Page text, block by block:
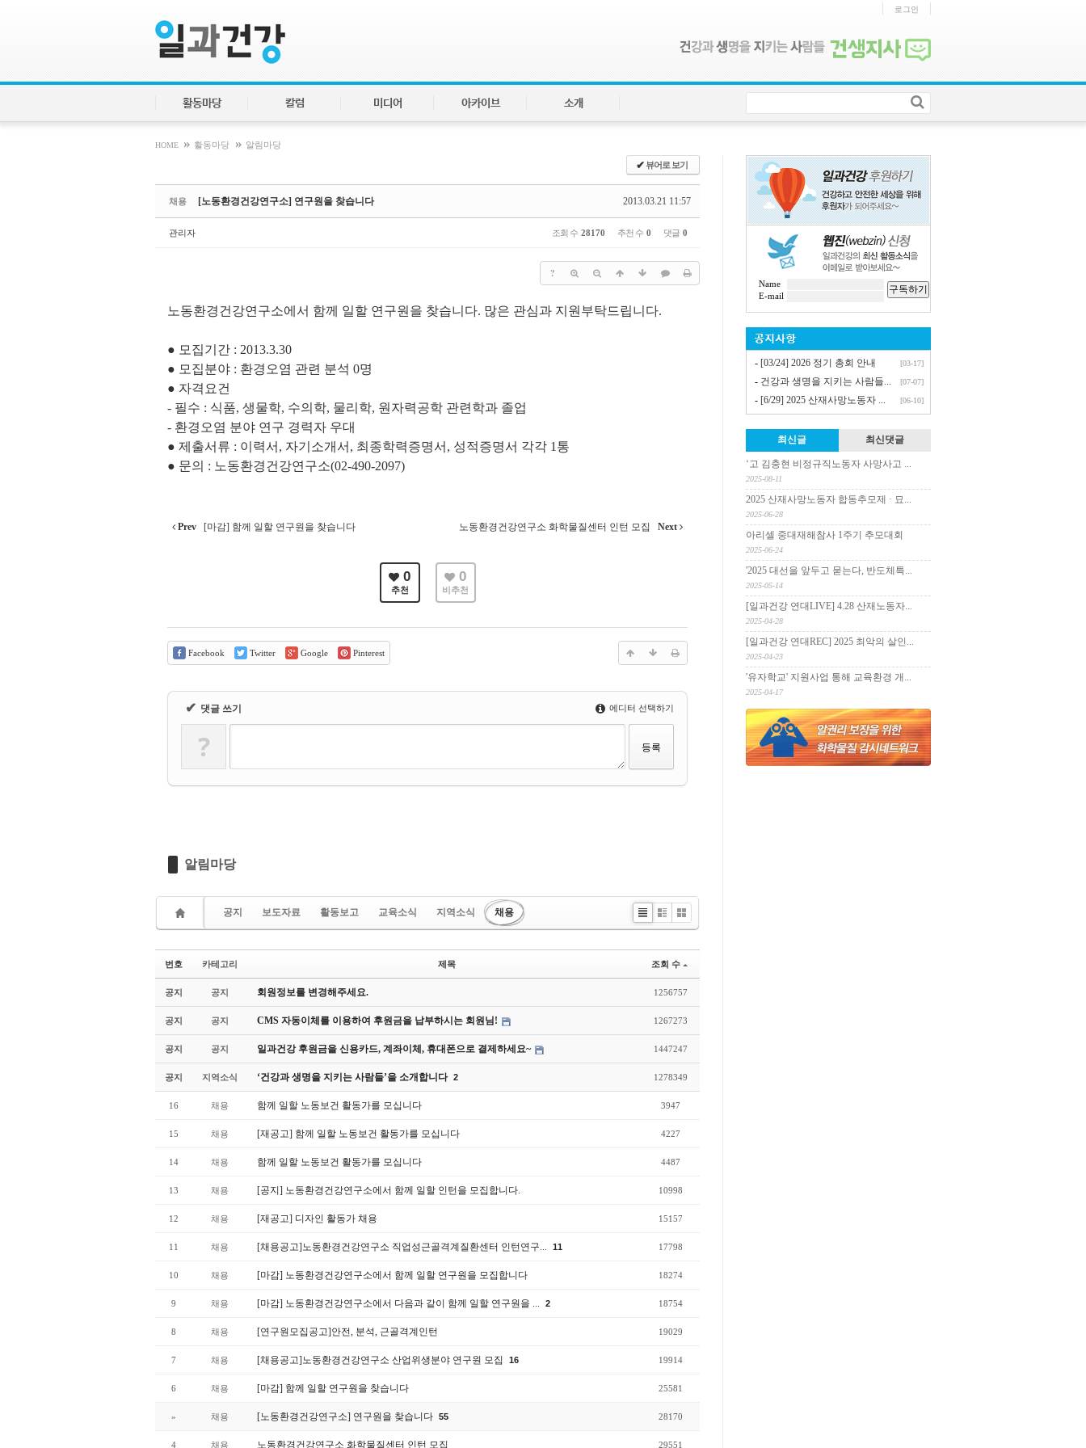
로그인
활동마당 칼럼 미디어 아카이브 소개
HOME » 활동마당 » 알림마당
✔뷰어로 보기
채용 2013.03.21 11:57
[노동환경건강연구소] 연구원을 찾습니다
관리자 조회 수 28170 추천 수 0 댓글 0
?
노동환경건강연구소에서 함께 일할 연구원을 찾습니다. 많은 관심과 지원부탁드립니다.
● 모집기간 : 2013.3.30
● 모집분야 : 환경오염 관련 분석 0명
● 자격요건
- 필수 : 식품, 생물학, 수의학, 물리학, 원자력공학 관련학과 졸업
- 환경오염 분야 연구 경력자 우대
● 제출서류 : 이력서, 자기소개서, 최종학력증명서, 성적증명서 각각 1통
● 문의 : 노동환경건강연구소(02-490-2097)
Prev [마감] 함께 일할 연구원을 찾습니다 노동환경건강연구소 화학물질센터 인턴 모집 Next
0
추천
0
비추천
Facebook Twitter Google Pinterest
✔ 댓글 쓰기 에디터 선택하기
?
알림마당
공지 보도자료 활동보고 교육소식 지역소식
채용
Li
Zi
e
G
le
ry
번호 카테고리 제목 조회 수
공지 공지 회원정보를 변경해주세요. 1256757
공지 공지 CMS 자동이체를 이용하여 후원금을 납부하시는 회원님! 1267273
공지 공지 일과건강 후원금을 신용카드, 계좌이체, 휴대폰으로 결제하세요~ 1447247
공지 지역소식 ‘건강과 생명을 지키는 사람들’을 소개합니다 2 1278349
16 채용 함께 일할 노동보건 활동가를 모십니다 3947
15 채용 [재공고] 함께 일할 노동보건 활동가를 모십니다 4227
14 채용 함께 일할 노동보건 활동가를 모십니다 4487
13 채용 [공지] 노동환경건강연구소에서 함께 일할 인턴을 모집합니다. 10998
12 채용 [재공고] 디자인 활동가 채용 15157
11 채용 [채용공고]노동환경건강연구소 직업성근골격계질환센터 인턴연구... 11 17798
10 채용 [마감] 노동환경건강연구소에서 함께 일할 연구원을 모집합니다 18274
9 채용 [마감] 노동환경건강연구소에서 다음과 같이 함께 일할 연구원을 ... 2 18754
8 채용 [연구원모집공고]안전, 분석, 근골격계인턴 19029
7 채용 [채용공고]노동환경건강연구소 산업위생분야 연구원 모집 16 19914
6 채용 [마감] 함께 일할 연구원을 찾습니다 25581
» 채용 [노동환경건강연구소] 연구원을 찾습니다 55 28170
4 채용 노동환경건강연구소 화학물질센터 인턴 모집 29551
Name 구독하기
E-mail
- [03/24] 2026 정기 총회 안내 [03-17]
- 건강과 생명을 지키는 사람들... [07-07]
- [6/29] 2025 산재사망노동자 ... [06-10]
최신글 최신댓글
‘고 김충현 비정규직노동자 사망사고 ...
2025-08-11
2025 산재사망노동자 합동추모제 · 묘...
2025-06-28
아리셀 중대재해참사 1주기 추모대회
2025-06-24
'2025 대선을 앞두고 묻는다, 반도체특...
2025-05-14
[일과건강 연대LIVE] 4.28 산재노동자...
2025-04-28
[일과건강 연대REC] 2025 최악의 살인...
2025-04-23
'유자학교' 지원사업 통해 교육환경 개...
2025-04-17